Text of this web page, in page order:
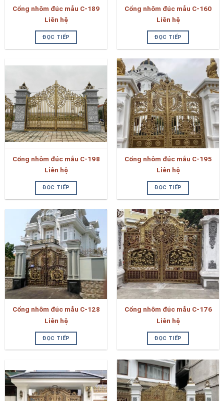
Cổng nhôm đúc mẫu C-189
Liên hệ
ĐỌC TIẾP
Cổng nhôm đúc mẫu C-160
Liên hệ
ĐỌC TIẾP
Cổng nhôm đúc mẫu C-198
Liên hệ
ĐỌC TIẾP
Cổng nhôm đúc mẫu C-195
Liên hệ
ĐỌC TIẾP
Cổng nhôm đúc mẫu C-128
Liên hệ
ĐỌC TIẾP
Cổng nhôm đúc mẫu C-176
Liên hệ
ĐỌC TIẾP